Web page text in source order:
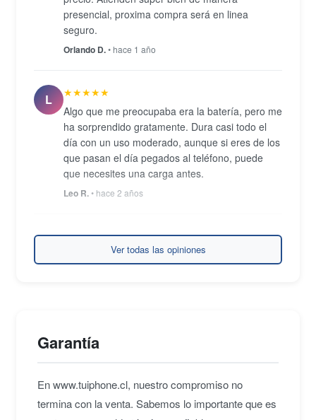
presencial, proxima compra será en linea
seguro.
Orlando D.• hace 1 año
L
★★★★★
Algo que me preocupaba era la batería, pero me
ha sorprendido gratamente. Dura casi todo el
día con un uso moderado, aunque si eres de los
que pasan el día pegados al teléfono, puede
que necesites una carga antes.
Leo R.• hace 2 años
★★★★★
Muy buen telefono, el tamaño super comodo al
★★★★★
que compro con ustedes y todo en orden.
Confianza y calidad.
• hace 3 años
Ver todas las opiniones
Garantía
En www.tuiphone.cl, nuestro compromiso no
termina con la venta. Sabemos lo importante que es